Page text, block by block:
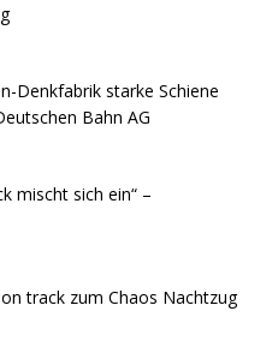
Denkfabrik starke Schiene
Bahn AG
mischt sich ein“ –
track zum Chaos Nachtzug